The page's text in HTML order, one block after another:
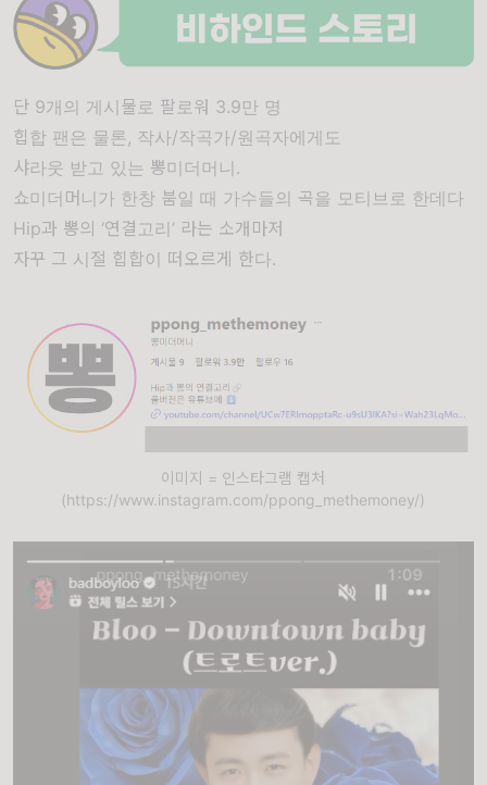
단 9개의 게시물로 팔로워 3.9만 명
힙합 팬은 물론, 작사/작곡가/원곡자에게도
샤라웃 받고 있는 뽕미더머니.
쇼미더머니가 한창 붐일 때 가수들의 곡을 모티브로 한데다
Hip과 뽕의 ‘연결고리’ 라는 소개마저
자꾸 그 시절 힙합이 떠오르게 한다.
이미지 = 인스타그램 캡처
(https://www.instagram.com/ppong_methemoney/)